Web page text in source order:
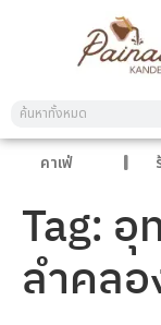
คาเฟ่
Tag: อุ
ลำคลอ